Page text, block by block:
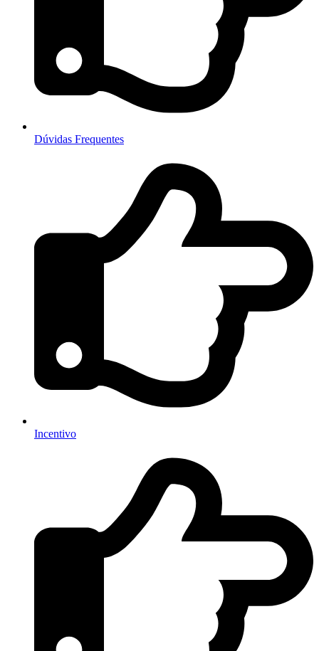
Dúvidas Frequentes
Incentivo